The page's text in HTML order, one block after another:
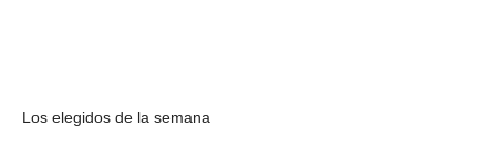
Los elegidos de la semana